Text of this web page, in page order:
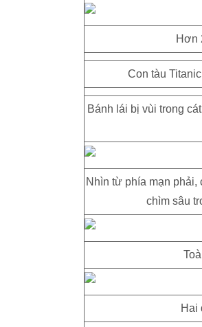
Hơn
Con tàu
Bánh lái bị vùi trong
Nhìn từ phía mạn phải,
chìm sâu
Hai